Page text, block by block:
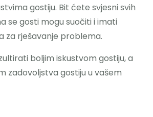
gostiju. Bit ćete svjesni svih
se gosti mogu suočiti i imati
za rješavanje problema.
boljim iskustvom gostiju, a
zadovoljstva gostiju u vašem